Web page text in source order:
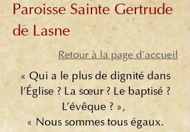
Paroisse Sainte Gertrude
de Lasne
Retour à la page d'accueil
« Qui a le plus de dignité dans
l'Église ? La sœur ? Le baptisé ?
L'évêque ? »,
« Nous sommes tous égaux.